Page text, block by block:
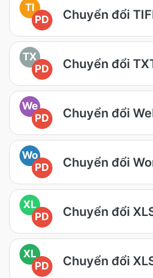
TI
PD
Chuyển đổi
TX
PD
Chuyển đổi
We
PD
Chuyển đổi
Wo
PD
Chuyển đổi
XL
PD
Chuyển đổi
XL
PD
Chuyển đổi